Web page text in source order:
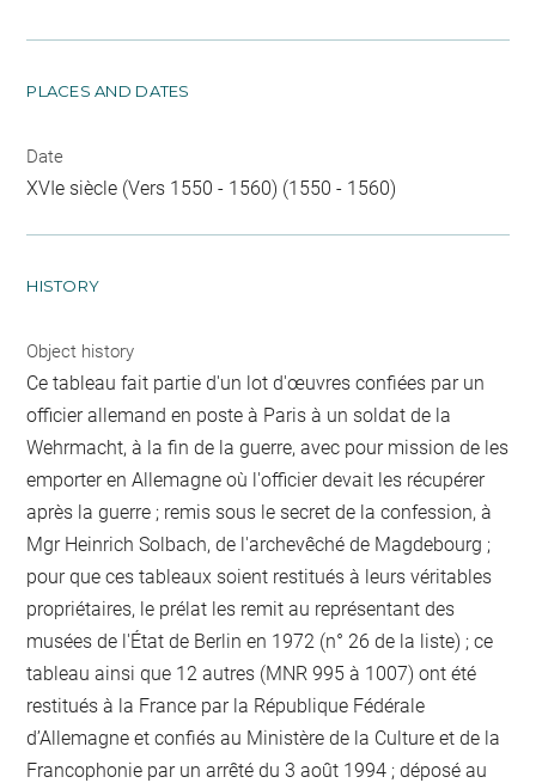
PLACES AND DATES
Date
XVIe siècle (Vers 1550 - 1560) (1550 - 1560)
HISTORY
Object history
Ce tableau fait partie d'un lot d'œuvres confiées par un
officier allemand en poste à Paris à un soldat de la
Wehrmacht, à la fin de la guerre, avec pour mission de les
emporter en Allemagne où l'officier devait les récupérer
après la guerre ; remis sous le secret de la confession, à
Mgr Heinrich Solbach, de l'archevêché de Magdebourg ;
pour que ces tableaux soient restitués à leurs véritables
propriétaires, le prélat les remit au représentant des
musées de l'État de Berlin en 1972 (n° 26 de la liste) ; ce
tableau ainsi que 12 autres (MNR 995 à 1007) ont été
restitués à la France par la République Fédérale
d’Allemagne et confiés au Ministère de la Culture et de la
Francophonie par un arrêté du 3 août 1994 ; déposé au